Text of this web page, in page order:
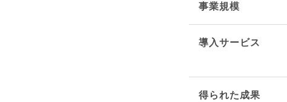
事業規模
導入サービス
得られた成果